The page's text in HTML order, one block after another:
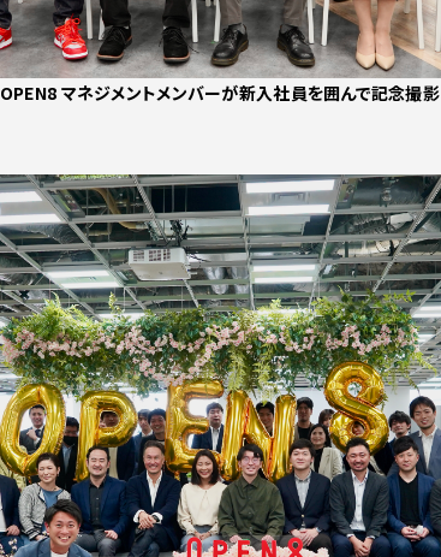
OPEN8 マネジメントメンバーが新入社員を囲んで記念撮影